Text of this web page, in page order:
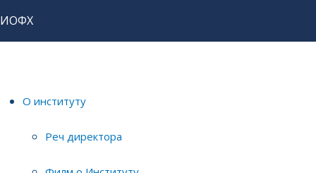
ИОФХ
О институту
Реч директора
ИОФХ семинари